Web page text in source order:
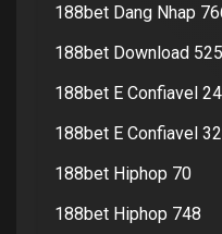
188bet Dang Nhap
188bet Download 525
188bet E Confiavel
188bet E Confiavel
188bet Hiphop 70
188bet Hiphop 748